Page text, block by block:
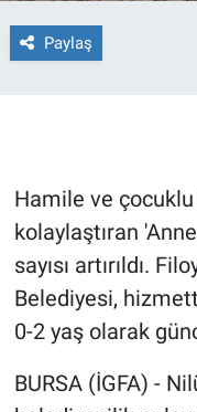
Paylaş
Hamile ve çocuklu
kolaylaştıran
sayısı artırıldı.
Belediyesi,
0-2 yaş olarak
BURSA (İGFA) -